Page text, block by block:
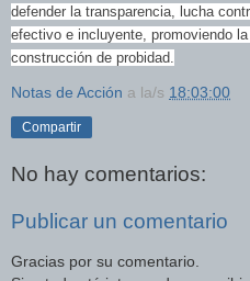
defender la transparencia, lucha
efectivo e incluyente, promoviendo
construcción de probidad.
Notas de Acción a la/s 18:03:00
Compartir
No hay comentarios:
Publicar un comentario
Gracias por su comentario.